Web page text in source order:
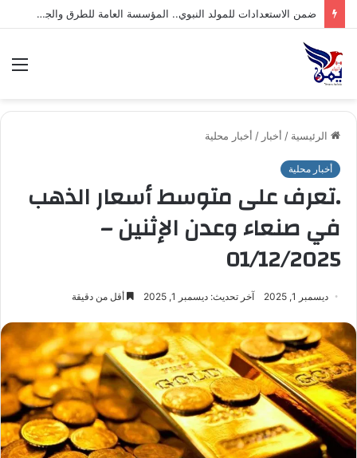
ضمن الاستعدادات للمولد النبوي.. المؤسسة العامة للطرق والجسور تنفذ أعمال التزيين وتفتتح جامعًا بمقرها بمدينة حجة
الرئيسية / أخبار / أخبار محلية
أخبار محلية
.تعرف على متوسط أسعار الذهب
في صنعاء وعدن الإثنين –
01/12/2025
ديسمبر 1, 2025 آخر تحديث: ديسمبر 1, 2025 أقل من دقيقة